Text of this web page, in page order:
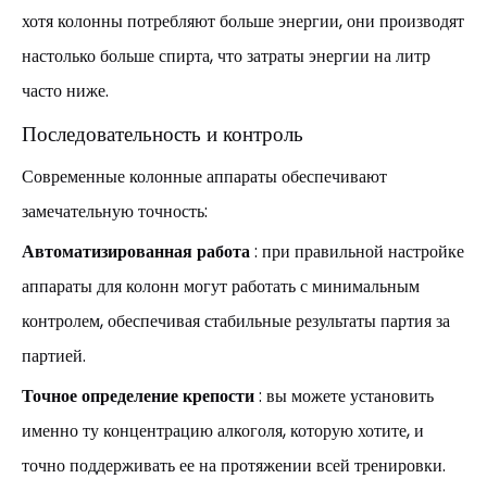
хотя колонны потребляют больше энергии, они производят
настолько больше спирта, что затраты энергии на литр
часто ниже.
Последовательность и контроль
Современные колонные аппараты обеспечивают
замечательную точность:
Автоматизированная работа: при правильной настройке
аппараты для колонн могут работать с минимальным
контролем, обеспечивая стабильные результаты партия за
партией.
Точное определение крепости: вы можете установить
именно ту концентрацию алкоголя, которую хотите, и
точно поддерживать ее на протяжении всей тренировки.